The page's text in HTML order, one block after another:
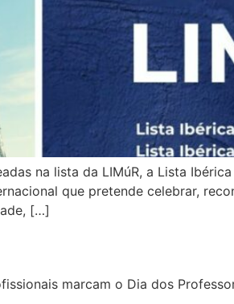
na lista da LIMúR, a Lista
que pretende celebrar,
[…]
marcam o Dia dos